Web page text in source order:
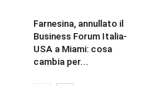
Farnesina, annullato il
Business Forum Italia-
USA a Miami: cosa
cambia per...